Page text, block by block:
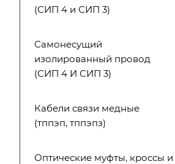
(СИП 4 и СИП 3)
Самонесущий
изолированный провод
(СИП 4 И СИП 3)
Кабели связи медные
(тппэп, тппэпз)
Оптические муфты, кроссы и